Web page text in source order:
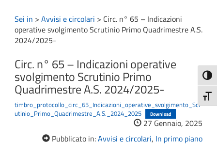
Sei in > Avvisi e circolari > Circ. n° 65 – Indicazioni
operative svolgimento Scrutinio Primo Quadrimestre A.S.
2024/2025-
Circ. n° 65 – Indicazioni operative
svolgimento Scrutinio Primo
Quadrimestre A.S. 2024/2025-
timbro_protocollo_circ_65_Indicazioni_operative_svolgimento_Scr
utinio_Primo_Quadrimestre_A.S._2024_2025
Download
27 Gennaio, 2025
Pubblicato in:Avvisi e circolari, In primo piano